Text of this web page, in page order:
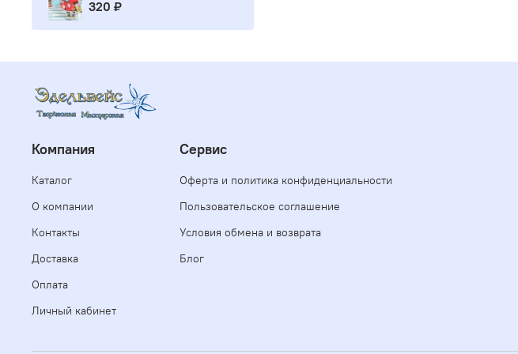
320 ₽
Компания
Каталог
О компании
Контакты
Доставка
Оплата
Личный кабинет
Сервис
Оферта и политика конфиденциальности
Пользовательское соглашение
Условия обмена и возврата
Блог